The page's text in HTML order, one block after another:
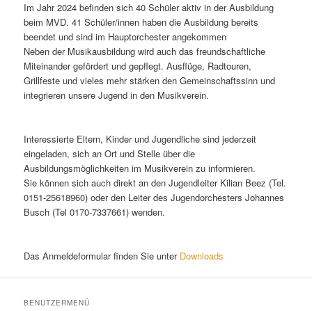
Im Jahr 2024 befinden sich 40 Schüler aktiv in der Ausbildung
beim MVD. 41 Schüler/innen haben die Ausbildung bereits
beendet und sind im Hauptorchester angekommen
Neben der Musikausbildung wird auch das freundschaftliche
Miteinander gefördert und gepflegt. Ausflüge, Radtouren,
Grillfeste und vieles mehr stärken den Gemeinschaftssinn und
integrieren unsere Jugend in den Musikverein.
Interessierte Eltern, Kinder und Jugendliche sind jederzeit
eingeladen, sich an Ort und Stelle über die
Ausbildungsmöglichkeiten im Musikverein zu informieren.
Sie können sich auch direkt an den Jugendleiter Kilian Beez (Tel.
0151-25618960) oder den Leiter des Jugendorchesters Johannes
Busch (Tel 0170-7337661) wenden.
Das Anmeldeformular finden Sie unter Downloads
BENUTZERMENÜ